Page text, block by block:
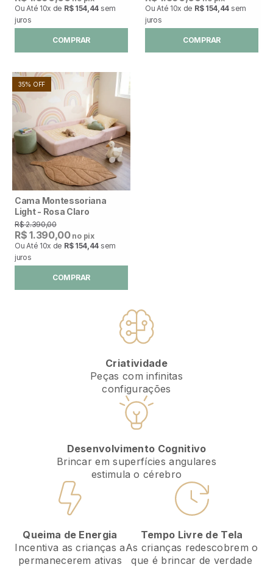
Ou Até 10x de R$ 154,44 sem
juros
COMPRAR
Ou Até 10x de R$ 154,44 sem
juros
COMPRAR
35% OFF
Cama Montessoriana
Light - Rosa Claro
R$ 2.390,00
R$ 1.390,00no pix
Ou Até 10x de R$ 154,44 sem
juros
COMPRAR
Criatividade
Peças com infinitas
configurações
Desenvolvimento Cognitivo
Brincar em superfícies angulares
estimula o cérebro
Queima de Energia
Incentiva as crianças a
permanecerem ativas
Tempo Livre de Tela
As crianças redescobrem o
que é brincar de verdade